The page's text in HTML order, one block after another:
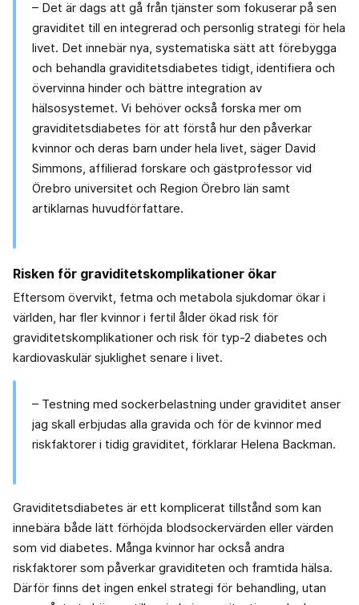
– Det är dags att gå från tjänster som fokuserar på sen
graviditet till en integrerad och personlig strategi för hela
livet. Det innebär nya, systematiska sätt att förebygga
och behandla graviditetsdiabetes tidigt, identifiera och
övervinna hinder och bättre integration av
hälsosystemet. Vi behöver också forska mer om
graviditetsdiabetes för att förstå hur den påverkar
kvinnor och deras barn under hela livet, säger David
Simmons, affilierad forskare och gästprofessor vid
Örebro universitet och Region Örebro län samt
artiklarnas huvudförfattare.
Risken för graviditetskomplikationer ökar
Eftersom övervikt, fetma och metabola sjukdomar ökar i
världen, har fler kvinnor i fertil ålder ökad risk för
graviditetskomplikationer och risk för typ-2 diabetes och
kardiovaskulär sjuklighet senare i livet.
– Testning med sockerbelastning under graviditet anser
jag skall erbjudas alla gravida och för de kvinnor med
riskfaktorer i tidig graviditet, förklarar Helena Backman.
Graviditetsdiabetes är ett komplicerat tillstånd som kan
innebära både lätt förhöjda blodsockervärden eller värden
som vid diabetes. Många kvinnor har också andra
riskfaktorer som påverkar graviditeten och framtida hälsa.
Därför finns det ingen enkel strategi för behandling, utan